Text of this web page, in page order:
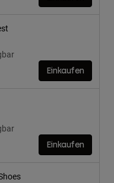
Einkaufen
Einkaufen